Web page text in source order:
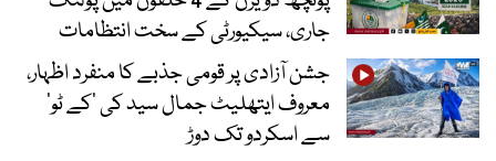
جاری، سیکیورٹی کے سخت انتظامات
جشن آزادی پر قومی جذبے کا منفرد اظہار،
معروف ایتھلیٹ جمال سید کی ’کے ٹو‘
سے اسکردو تک دوڑ